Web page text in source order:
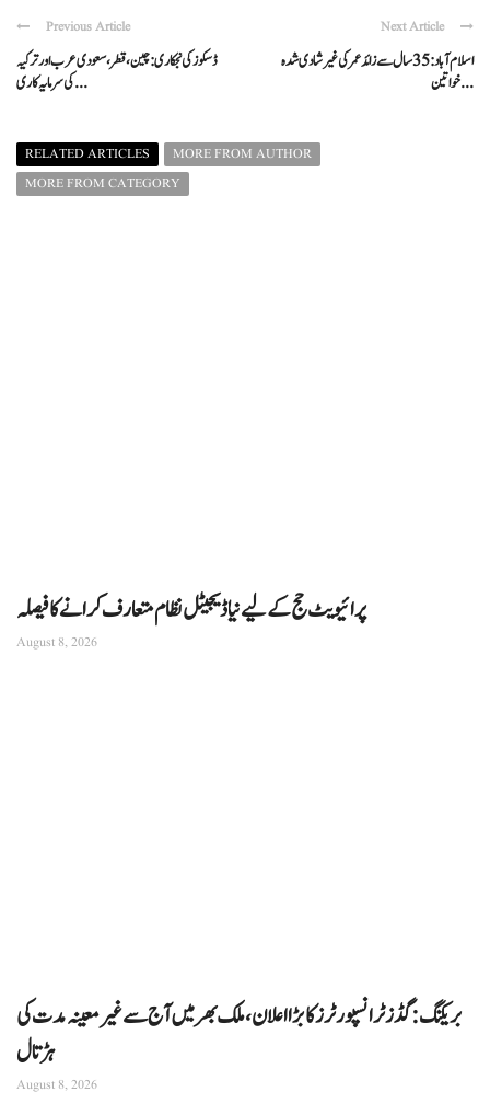
Previous Article
ڈسکوز کی نجکاری: چین، قطر، سعودی عرب اور ترکیہ
کی سرمایہ کاری ...
Next Article
اسلام آباد: 35 سال سے زائد عمر کی غیر شادی شدہ
خواتین ...
RELATED ARTICLES
MORE FROM AUTHOR
MORE FROM CATEGORY
پرائیویٹ حج کے لیے نیا ڈیجیٹل نظام متعارف کرانے کا فیصلہ
August 8, 2026
بریکنگ: گڈز ٹرانسپورٹرز کا بڑا اعلان، ملک بھر میں آج سے غیرمعینہ مدت کی
ہڑتال
August 8, 2026